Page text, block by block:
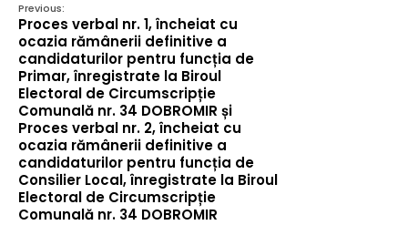
Previous:
Proces verbal nr. 1, încheiat cu
ocazia rămânerii definitive a
candidaturilor pentru funcția de
Primar, înregistrate la Biroul
Electoral de Circumscripție
Comunală nr. 34 DOBROMIR și
Proces verbal nr. 2, încheiat cu
ocazia rămânerii definitive a
candidaturilor pentru funcția de
Consilier Local, înregistrate la Biroul
Electoral de Circumscripție
Comunală nr. 34 DOBROMIR